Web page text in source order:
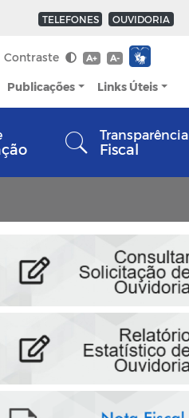
TELEFONES OUVIDORIA
Contraste A+ A-
Publicações Links Úteis
Transparência
Fiscal